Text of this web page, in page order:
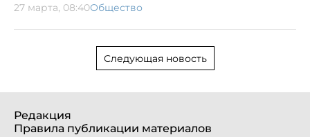
27 марта, 08:40Общество
Следующая новость
Редакция
Правила публикации материалов